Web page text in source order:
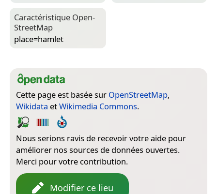
Caractéristique Open­
Street­Map
place=­hamlet
Cette page est basée sur OpenStreetMap,
Wikidata etWikimedia Commons.
Nous serions ravis de recevoir votre aide pour
améliorer nos sources de données ouvertes.
Merci pour votre contribution.
Modifier ce lieu